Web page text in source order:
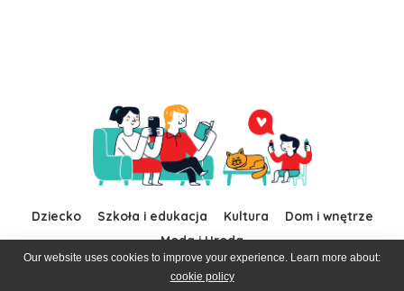
Dziecko Szkoła i edukacja Kultura
Dom i wnętrze
Moda i Uroda
Our website uses cookies to improve your experience. Learn more about:
cookie policy